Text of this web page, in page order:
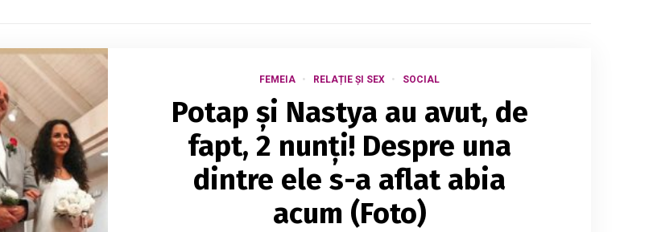
FEMEIA RELAȚIE ȘI SEX SOCIAL
Potap și Nastya au avut, de
fapt, 2 nunți! Despre una
dintre ele s-a aflat abia
acum (Foto)